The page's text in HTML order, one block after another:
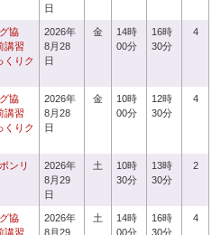
日
協
講習
りク
2026年
8月28
日
金
14時
00分
16時
30分
4
協
講習
りク
2026年
8月28
日
金
10時
00分
12時
30分
4
ンリ
2026年
8月29
日
土
10時
30分
13時
30分
2
協
講習
2026年
8月29
土
14時
00分
16時
30分
4